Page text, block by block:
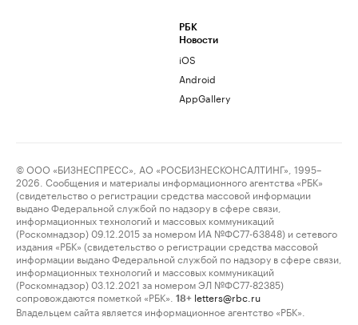
РБК
Новости
iOS
Android
AppGallery
© ООО «БИЗНЕСПРЕСС», АО «РОСБИЗНЕСКОНСАЛТИНГ», 1995–
2026. Сообщения и материалы информационного агентства «РБК»
(свидетельство о регистрации средства массовой информации
выдано Федеральной службой по надзору в сфере связи,
информационных технологий и массовых коммуникаций
(Роскомнадзор) 09.12.2015 за номером ИА №ФС77-63848) и сетевого
издания «РБК» (свидетельство о регистрации средства массовой
информации выдано Федеральной службой по надзору в сфере связи,
информационных технологий и массовых коммуникаций
(Роскомнадзор) 03.12.2021 за номером ЭЛ №ФС77-82385)
сопровождаются пометкой «РБК».
18+ letters@rbc.ru
Владельцем сайта является информационное агентство «РБК».